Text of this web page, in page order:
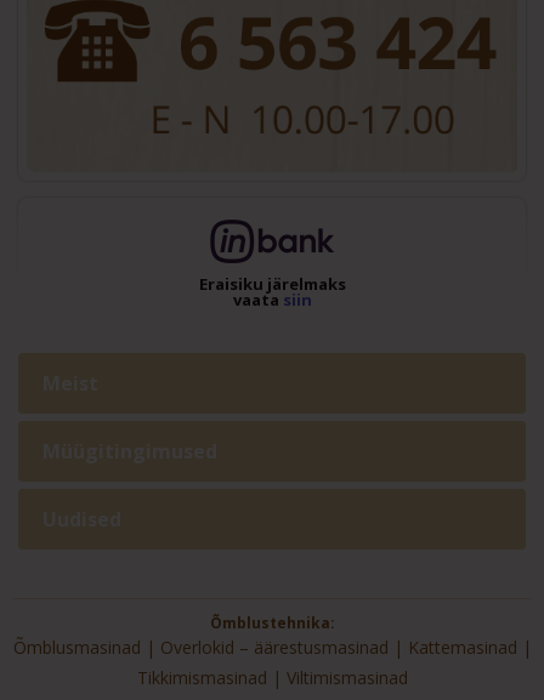
Eraisiku järelmaks
vaata siin
Õmblustehnika:
Õmblusmasinad Overlokid – äärestusmasinad
Kattemasinad
Tikkimismasinad
Viltimismasinad